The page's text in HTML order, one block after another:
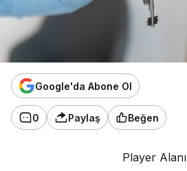
Google'da Abone Ol
0 Paylaş Beğen
Player Alanı